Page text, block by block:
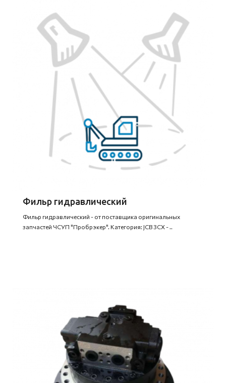
Фильр гидравлический
Фильр гидравлический - от поставщика оригинальных
запчастей ЧСУП "Пробрэкер". Категория: JCB 3CX - ..